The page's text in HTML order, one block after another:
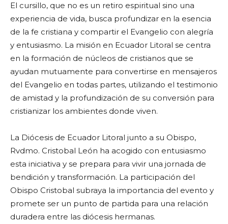
El cursillo, que no es un retiro espiritual sino una
experiencia de vida, busca profundizar en la esencia
de la fe cristiana y compartir el Evangelio con alegría
y entusiasmo. La misión en Ecuador Litoral se centra
en la formación de núcleos de cristianos que se
ayudan mutuamente para convertirse en mensajeros
del Evangelio en todas partes, utilizando el testimonio
de amistad y la profundización de su conversión para
cristianizar los ambientes donde viven.
La Diócesis de Ecuador Litoral junto a su Obispo,
Rvdmo. Cristobal León ha acogido con entusiasmo
esta iniciativa y se prepara para vivir una jornada de
bendición y transformación. La participación del
Obispo Cristobal subraya la importancia del evento y
promete ser un punto de partida para una relación
duradera entre las diócesis hermanas.